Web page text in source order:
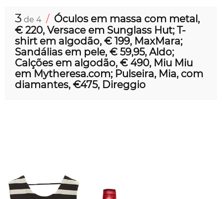
3 de 4 / Óculos em massa com metal,
€ 220, Versace em Sunglass Hut; T-
shirt em algodão, € 199, MaxMara;
Sandálias em pele, € 59,95, Aldo;
Calções em algodão, € 490, Miu Miu
em Mytheresa.com; Pulseira, Mia, com
diamantes, €475, Direggio